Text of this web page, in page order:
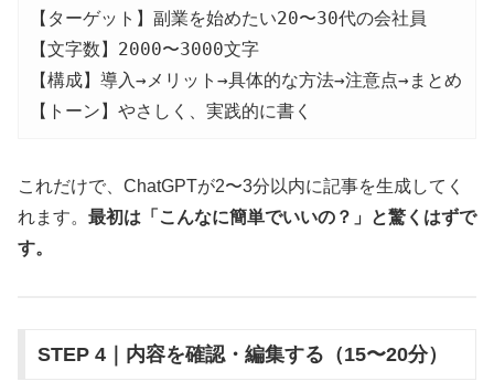
【ターゲット】副業を始めたい20〜30代の会社員
【文字数】2000〜3000文字
【構成】導入→メリット→具体的な方法→注意点→まとめ
【トーン】やさしく、実践的に書く
これだけで、ChatGPTが2〜3分以内に記事を生成してく
れます。 最初は「こんなに簡単でいいの？」と驚くはずで
す。
STEP 4｜内容を確認・編集する（15〜20分）